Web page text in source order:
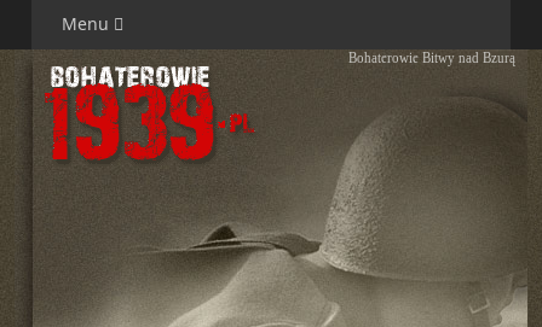
Menu
Bohaterowie Bitwy nad Bzurą